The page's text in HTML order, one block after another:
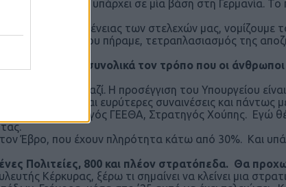
αμερικανική υπάρχει σε μία βάση στη Γερμανία.
της οικογένειας των στελεχών μας, νομίζουμε
Τα μέτρα που πήραμε, τετραπλασιασμός της
αλλάξουμε συνολικά τον τρόπο που οι
μαζί. Η προσέγγιση του Υπουργείου είναι
να δημιουργούνται ευρύτερες συναινέσεις και
ο Αρχηγός ΓΕΕΘΑ, Στρατηγός Χούπης. Εγώ
Έβρο, που έχουν πληρότητα κάτω από 30%. Και
Πολιτείες, 800 και πλέον στρατόπεδα. Θα
Κέρκυρας, ξέρω τι σημαίνει να κλείνει μια